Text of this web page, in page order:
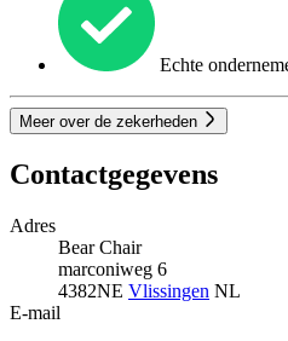
Echte
Meer over de zekerheden
Contactgegevens
Adres
Bear Chair
marconiweg 6
4382NE Vlissingen NL
E-mail